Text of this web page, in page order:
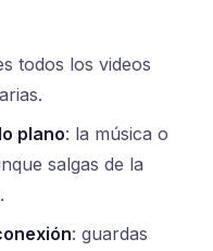
todos los videos
plano: la música o
salgas de la
: guardas